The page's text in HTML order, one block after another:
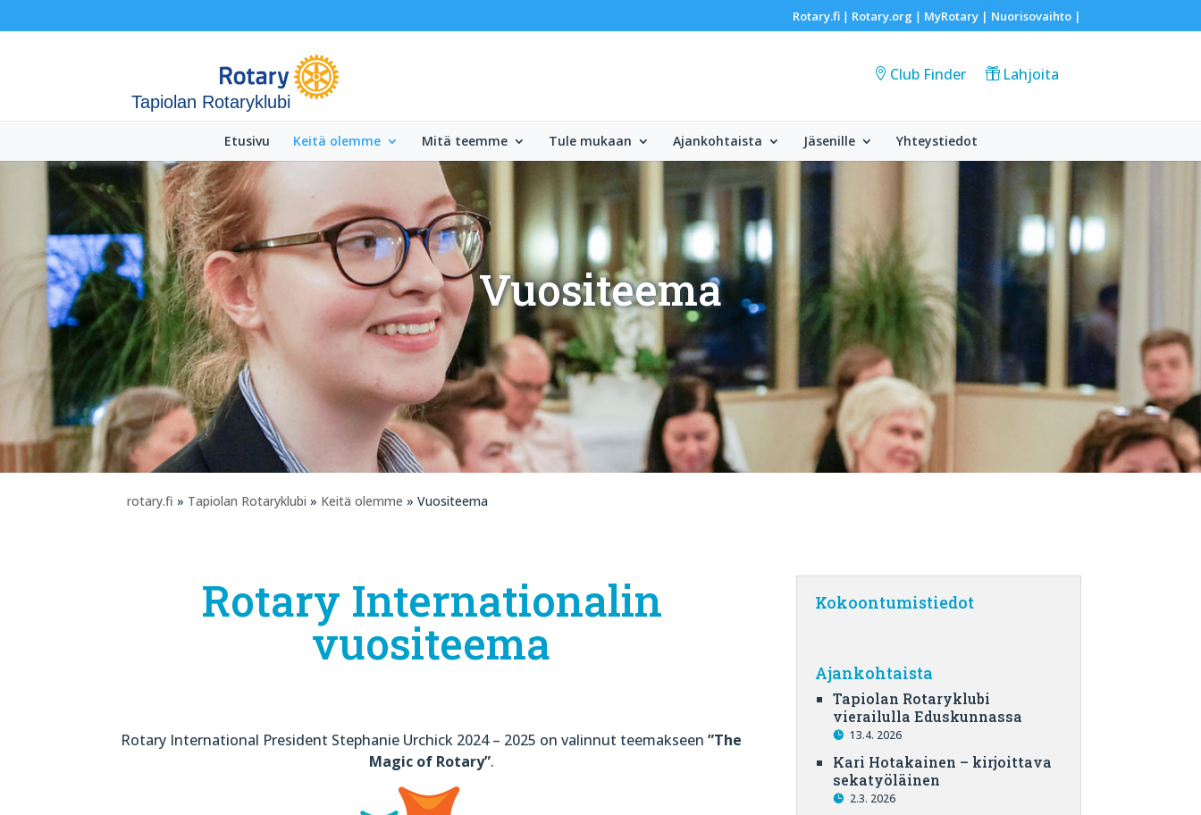
Rotary.fi| Rotary.org | MyRotary | Nuorisovaihto|
Tapiolan Rotaryklubi
Club Finder Lahjoita
Etusivu Keitä olemme Mitä teemme Tule mukaan Ajankohtaista Jäsenille Yhteystiedot
Vuositeema
rotary.fi » Tapiolan Rotaryklubi » Keitä olemme » Vuositeema
Rotary Internationalin
vuositeema
Rotary International President Stephanie Urchick 2024 – 2025 on valinnut teemakseen”The
Magic of Rotary”.
Kokoontumistiedot
Ajankohtaista
Tapiolan Rotaryklubi
vierailulla Eduskunnassa
13.4. 2026
Kari Hotakainen – kirjoittava
sekatyöläinen
2.3. 2026